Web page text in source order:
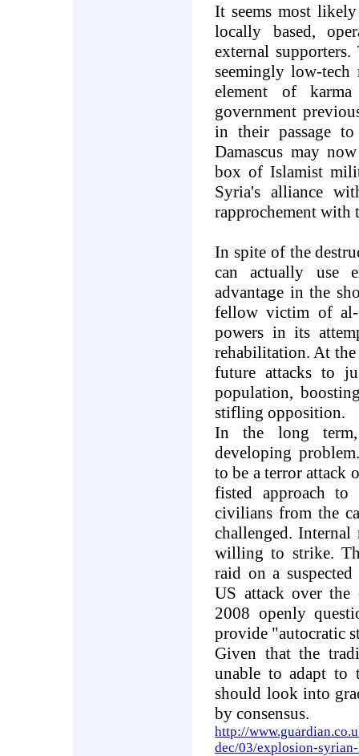
It seems most
locally based,
external
seemingly low-tech
element of
government
in their passage
Damascus may
box of Islamist
Syria's alliance
rapprochement with
In spite of the
can actually use
advantage in the
fellow victim of al-
powers in its
rehabilitation. At the
future attacks to
population,
stifling opposition.
In the long
developing
to be a terror attack
fisted approach
civilians from the
challenged.
willing to strike.
raid on a
US attack over
2008 openly
provide "autocratic
Given that the
unable to adapt to
should look into
by consensus.
http://
dec/03/explosion-